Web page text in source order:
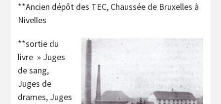
**Ancien dépôt des TEC, Chaussée de Bruxelles à
Nivelles
**sortie du
livre » Juges
de sang,
Juges de
drames, Juges